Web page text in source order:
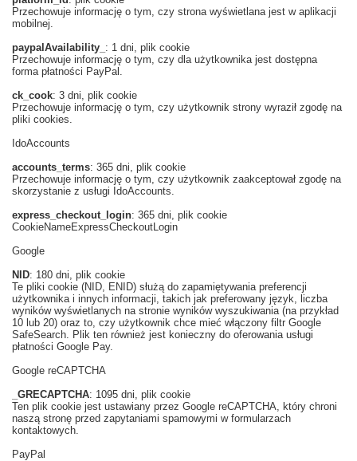
Przechowuje informację o tym, czy strona wyświetlana jest w aplikacji
mobilnej.
paypalAvailability_ : 1 dni, plik cookie
Przechowuje informację o tym, czy dla użytkownika jest dostępna
forma płatności PayPal.
ck_cook: 3 dni, plik cookie
Przechowuje informację o tym, czy użytkownik strony wyraził zgodę na
pliki cookies.
IdoAccounts
accounts_terms: 365 dni, plik cookie
Przechowuje informację o tym, czy użytkownik zaakceptował zgodę na
skorzystanie z usługi IdoAccounts.
express_checkout_login: 365 dni, plik cookie
CookieNameExpressCheckoutLogin
Google
NID: 180 dni, plik cookie
Te pliki cookie (NID, ENID) służą do zapamiętywania preferencji
użytkownika i innych informacji, takich jak preferowany język, liczba
wyników wyświetlanych na stronie wyników wyszukiwania (na przykład
10 lub 20) oraz to, czy użytkownik chce mieć włączony filtr Google
SafeSearch. Plik ten również jest konieczny do oferowania usługi
płatności Google Pay.
Google reCAPTCHA
_GRECAPTCHA: 1095 dni, plik cookie
Ten plik cookie jest ustawiany przez Google reCAPTCHA, który chroni
naszą stronę przed zapytaniami spamowymi w formularzach
kontaktowych.
PayPal